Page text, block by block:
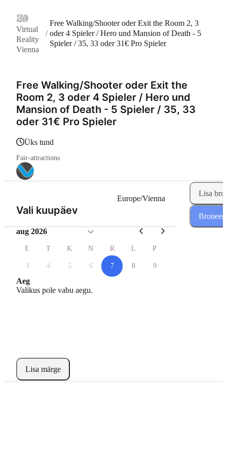
Virtual
Reality
Vienna
/
Free Walking/Shooter oder Exit the Room 2, 3
oder 4 Spieler / Hero und Mansion of Death - 5
Spieler / 35, 33 oder 31€ Pro Spieler
Free Walking/Shooter oder Exit the
Room 2, 3 oder 4 Spieler / Hero und
Mansion of Death - 5 Spieler / 35, 33
oder 31€ Pro Spieler
üks tund
Fair-attractions
Vali kuupäev
Europe/Vienna
aug 2026
E T K N R L P
3 4 5 6 7 8 9
Aeg
Valikus pole vabu aegu.
Lisa märge
Lisa